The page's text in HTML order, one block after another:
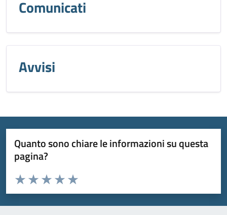
Comunicati
Avvisi
Quanto sono chiare le informazioni su questa
pagina?
Valuta da 1 a 5 stelle la pagina
Valuta 5 stelle su 5
Valuta 4 stelle su 5
Valuta 3 stelle su 5
Valuta 2 stelle su 5
Valuta 1 stelle su 5